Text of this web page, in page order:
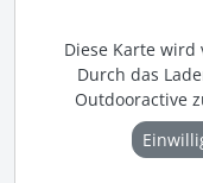
Diese Karte wird
Durch das
Outdooractive